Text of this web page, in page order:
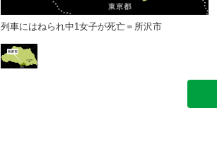
列車にはねられ中1女子が死亡＝所沢市